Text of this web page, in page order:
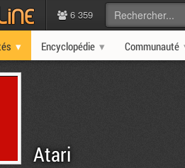
6 359
Encyclopédie Communauté
Atari